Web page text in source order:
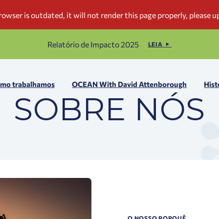
Relatório de Impacto 2025 LEIA
trabalhamos OCEAN With David Attenborough
SOBRE NÓS